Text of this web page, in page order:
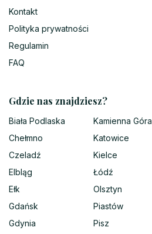
Kontakt
Polityka prywatności
Regulamin
FAQ
Gdzie nas znajdziesz?
Biała Podlaska
Chełmno
Czeladź
Elbląg
Ełk
Gdańsk
Gdynia
Kamienna Góra
Katowice
Kielce
Łódź
Olsztyn
Piastów
Pisz